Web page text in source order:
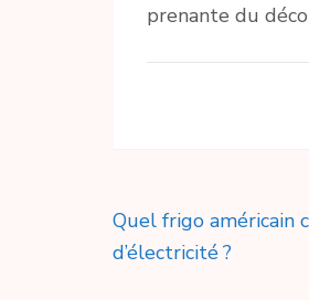
prenante du
Navigation
de
Quel frigo américain
d’électricité ?